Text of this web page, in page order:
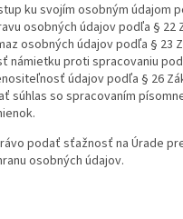
ku svojím osobným údajom
osobných údajov podľa §
osobných údajov podľa § 23
námietku proti spracovaniu
údajov podľa § 26
súhlas so spracovaním
podať sťažnosť na Úrade
osobných údajov.